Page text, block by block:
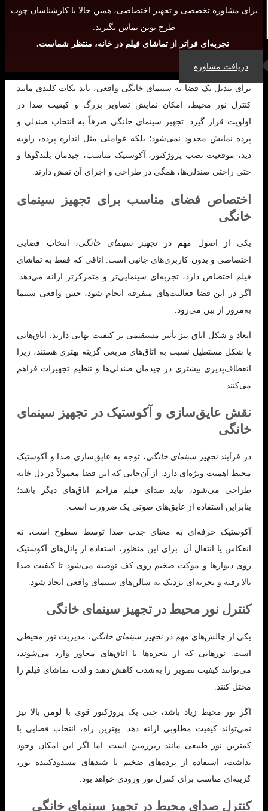
برای مشاوره تخصصی و تجهیز اختصاصی، همین حالا با کارشناسان چوب
طرح نوین تماس بگیرید.
تجربه‌ای فراتر از تماشای فیلم در خانه، منتظر شماست.
دریافت مشاوره
برای تبدیل یک فضا به سینمای خانگی واقعی، باید نکات کلیدی مانند
کنترل نور محیط، امکان نمایش تصاویر بزرگ و کیفیت صدا در
اولویت قرار گیرد. تجهیز سینمای خانگی صرفاً به انتخاب صندلی و
پرده نمایش محدود نمی‌شود؛ بلکه عواملی مثل اندازه پرده، زاویه
دید، موقعیت نصب پروژکتور، آکوستیک مناسب، چیدمان بلندگوها و
حتی راحتی صندلی‌ها، همگی در طراحی و اجرای آن نقش دارند.
اختصاص فضای مناسب برای تجهیز سینمای
خانگی
یکی از اصول مهم درتجهیز سینمای خانگی، انتخاب فضایی
اختصاصی و بدون کاربری‌های جانبی است. اتاقی که فقط به تماشای
فیلم اختصاص دارد، تجربه‌ای سینمایی‌تر و متمرکزتر ارائه می‌دهد.
اگر در این فضا فعالیت‌های متفرقه انجام شود، حس واقعی سینما
به‌مرور از بین می‌رود.
ابعاد و شکل اتاق نیز تأثیر مستقیمی بر کیفیت نهایی دارند. اتاق‌هایی
با شکل مستطیل نسبت به اتاق‌های مربعی گزینه بهتری هستند، زیرا
انعطاف‌پذیری بیشتری در چیدمان صندلی‌ها و تنظیم تجهیزات فراهم
می‌کنند.
نقش عایق‌سازی و آکوستیک در تجهیز سینمای
خانگی
در فرآیندتجهیز سینمای خانگی، توجه به عایق‌سازی صدا و آکوستیک
محیط اهمیت ویژه‌ای دارد. از آن‌جایی که این فضا معمولاً در دل خانه
طراحی می‌شود، نباید صدای فیلم مزاحم اتاق‌های دیگر باشد؛
بنابراین استفاده از عایق‌های صوتی یک ضرورت است.
آکوستیک حرفه‌ای به معنای جذب صدا توسط سطوح است، نه
انعکاس یا انتقال آن. برای این منظور، استفاده از پانل‌های آکوستیک
روی دیوارها و موکت ضخیم روی کف توصیه می‌شود تا کیفیت صدا
بالا رفته و تجربه‌ای نزدیک به سالن‌های سینمای واقعی ایجاد شود.
کنترل نور محیط در تجهیز سینمای خانگی
یکی از چالش‌های مهم درتجهیز سینمای خانگی، مدیریت نور محیطی
است. نورهایی که از پنجره‌ها یا اتاق‌های مجاور وارد می‌شوند،
می‌توانند کیفیت تصویر را به‌شدت کاهش دهند و لذت تماشای فیلم را
مختل کنند.
اگر نور محیط زیاد باشد، حتی یک پروژکتور قوی با لومن بالا نیز
نمی‌تواند کیفیت مطلوبی ارائه دهد. بهترین راه، انتخاب فضایی با
کمترین نور طبیعی مانند زیرزمین است. اما اگر این امکان وجود
نداشت، استفاده از پرده‌های ضخیم یا شیدهای مسدودکننده نور،
گزینه‌ای مناسب برای کنترل نور ورودی خواهد بود.
کنترل صدای محیط در تجهیز سینمای خانگی